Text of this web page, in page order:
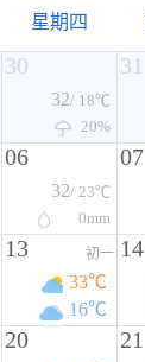
星期四
30
32/ 18℃
20%
31
06
32/ 23℃
0mm
07
13 初一
33℃
16℃
14
20 21